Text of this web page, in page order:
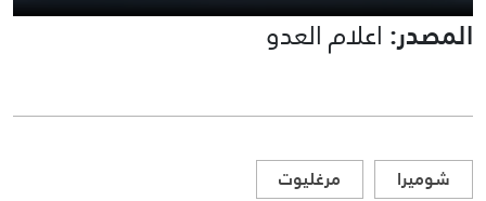
المصدر: اعلام العدو
شوميرا مرغليوت